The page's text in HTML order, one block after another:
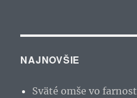
NAJNOVŠIE
Sväté omše vo